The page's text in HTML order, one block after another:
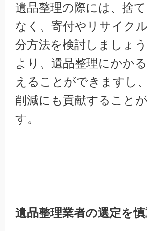
遺品整理の際には、捨
なく、寄付やリサイク
分方法を検討しましょ
より、遺品整理にかか
えることができますし
削減にも貢献すること
す。
遺品整理業者の選定を慎